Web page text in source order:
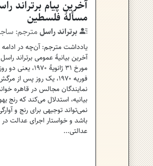
آخرین پیام برتراند
مسألهٔ فلسطین
برتراند راسلمترجم:
یادداشت مترجم: آن‌چه در
فوریه ۱۹۷۰، یک روز پس
نمایندگان مجالس در قاهره
بیانیه، استدلال می‌کند که رنج
نمی‌تواند توجیهی برای رنج و
باشد و خواستار اجرای عدالت
عدالتی...